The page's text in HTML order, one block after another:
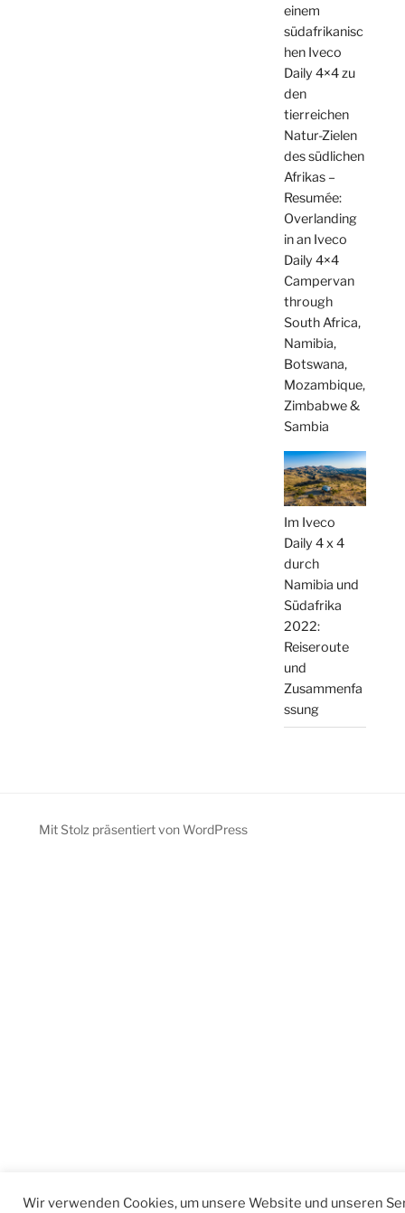
einem
südafrikanisc
hen Iveco
Daily 4×4 zu
den
tierreichen
Natur-Zielen
des südlichen
Afrikas –
Resumée:
Overlanding
in an Iveco
Daily 4×4
Campervan
through
South Africa,
Namibia,
Botswana,
Mozambique,
Zimbabwe &
Sambia
Im Iveco
Daily 4 x 4
durch
Namibia und
Südafrika
2022:
Reiseroute
und
Zusammenfa
ssung
Mit Stolz präsentiert von WordPress
Wir verwenden Cookies, um unsere Website und unseren